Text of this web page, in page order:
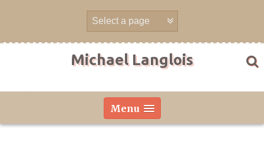
Michael Langlois
Menu